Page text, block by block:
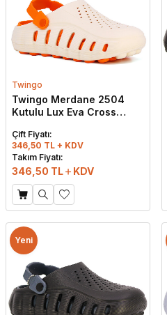
Twingo
Twingo Merdane 2504
Kutulu Lux Eva Cross
Çift Fiyatı:
346,50 TL + KDV
Takım Fiyatı:
346,50 TL KDV
Yeni